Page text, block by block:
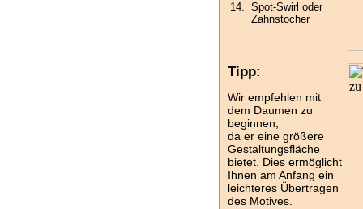
14. Spot-Swirl oder
Zahnstocher
Tipp:
Wir empfehlen mit
dem Daumen zu
beginnen,
da er eine größere
Gestaltungsfläche
bietet. Dies ermöglicht
Ihnen am Anfang ein
leichteres Übertragen
des Motives.